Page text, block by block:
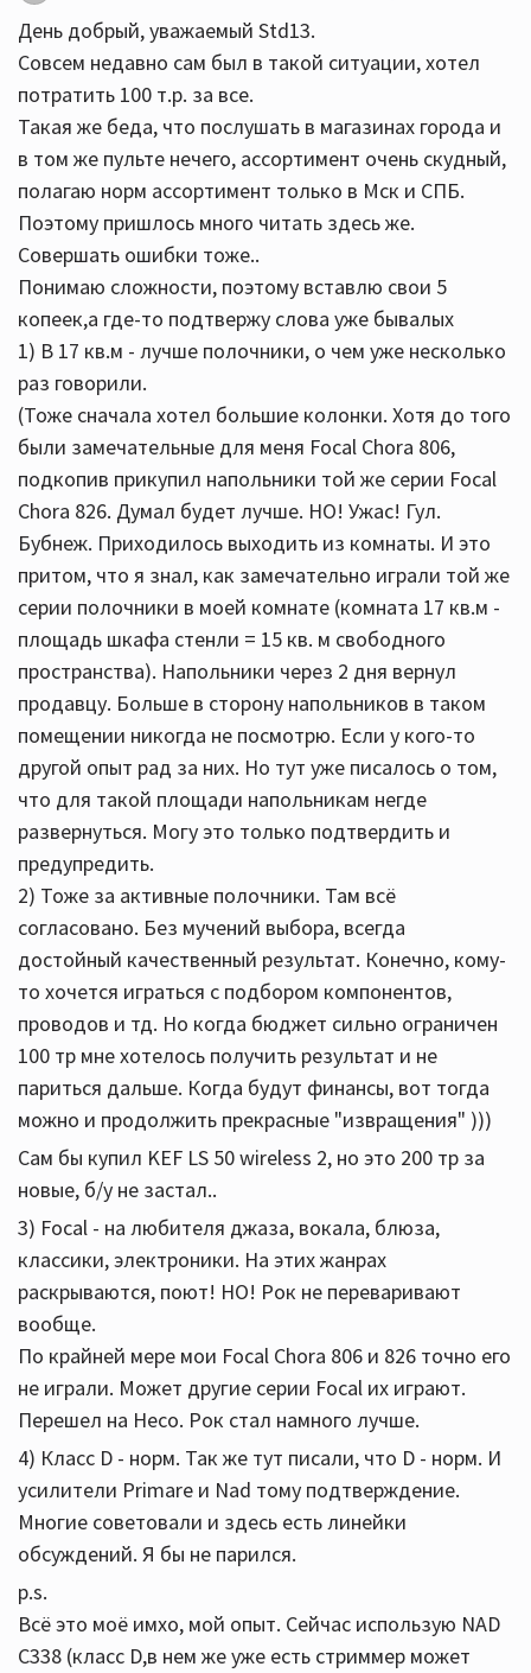
День добрый, уважаемый Std13.
Совсем недавно сам был в такой ситуации, хотел
потратить 100 т.р. за все.
Такая же беда, что послушать в магазинах города и
в том же пульте нечего, ассортимент очень скудный,
полагаю норм ассортимент только в Мск и СПБ.
Поэтому пришлось много читать здесь же.
Совершать ошибки тоже..
Понимаю сложности, поэтому вставлю свои 5
копеек,а где-то подтвержу слова уже бывалых
1) В 17 кв.м - лучше полочники, о чем уже несколько
раз говорили.
(Тоже сначала хотел большие колонки. Хотя до того
были замечательные для меня Focal Chora 806,
подкопив прикупил напольники той же серии Focal
Chora 826. Думал будет лучше. НО! Ужас! Гул.
Бубнеж. Приходилось выходить из комнаты. И это
притом, что я знал, как замечательно играли той же
серии полочники в моей комнате (комната 17 кв.м -
площадь шкафа стенли = 15 кв. м свободного
пространства). Напольники через 2 дня вернул
продавцу. Больше в сторону напольников в таком
помещении никогда не посмотрю. Если у кого-то
другой опыт рад за них. Но тут уже писалось о том,
что для такой площади напольникам негде
развернуться. Могу это только подтвердить и
предупредить.
2) Тоже за активные полочники. Там всё
согласовано. Без мучений выбора, всегда
достойный качественный результат. Конечно, кому-
то хочется играться с подбором компонентов,
проводов и тд. Но когда бюджет сильно ограничен
100 тр мне хотелось получить результат и не
париться дальше. Когда будут финансы, вот тогда
можно и продолжить прекрасные "извращения" )))
Сам бы купил KEF LS 50 wireless 2, но это 200 тр за
новые, б/у не застал..
3) Focal - на любителя джаза, вокала, блюза,
классики, электроники. На этих жанрах
раскрываются, поют! НО! Рок не переваривают
вообще.
По крайней мере мои Focal Chora 806 и 826 точно его
не играли. Может другие серии Focal их играют.
Перешел на Heco. Рок стал намного лучше.
4) Класс D - норм. Так же тут писали, что D - норм. И
усилители Primare и Nad тому подтверждение.
Многие советовали и здесь есть линейки
обсуждений. Я бы не парился.
p.s.
Всё это моё имхо, мой опыт. Сейчас использую NAD
C338 (класс D,в нем же уже есть стриммер может